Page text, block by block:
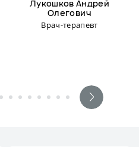
Лукошков Андрей
Олегович
Врач-терапевт